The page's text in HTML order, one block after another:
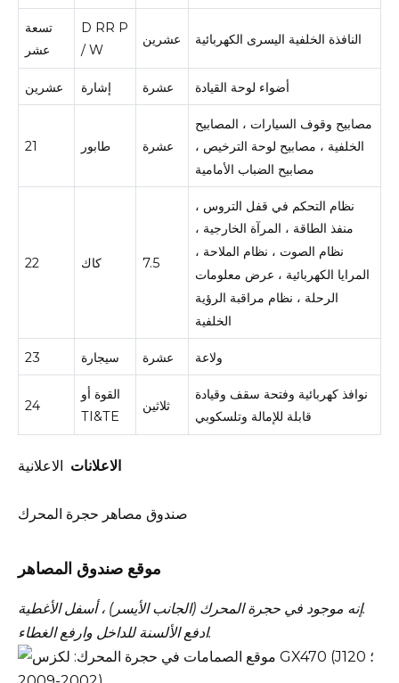
تسعة
عشر
D RR P
/ W
عشرين النافذة الخلفية اليسرى الكهربائية
عشرين إشارة عشرة أضواء لوحة القيادة
21 طابور عشرة
مصابيح وقوف السيارات ، المصابيح
الخلفية ، مصابيح لوحة الترخيص ،
مصابيح الضباب الأمامية
22 كاك 7.5
نظام التحكم في قفل التروس ،
منفذ الطاقة ، المرآة الخارجية ،
نظام الصوت ، نظام الملاحة ،
المرايا الكهربائية ، عرض معلومات
الرحلة ، نظام مراقبة الرؤية
الخلفية
23 سيجارة عشرة ولاعة
24
القوة أو
TI&TE
ثلاثين
نوافذ كهربائية وفتحة سقف وقيادة
قابلة للإمالة وتلسكوبي
الاعلانات الاعلانية
صندوق مصاهر حجرة المحرك
موقع صندوق المصاهر
إنه موجود في حجرة المحرك (الجانب الأيسر) ، أسفل الأغطية.
ادفع الألسنة للداخل وارفع الغطاء.